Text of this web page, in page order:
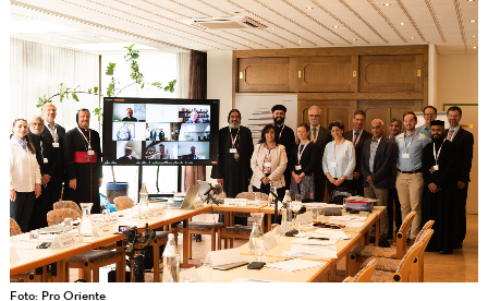
Foto: Pro Oriente